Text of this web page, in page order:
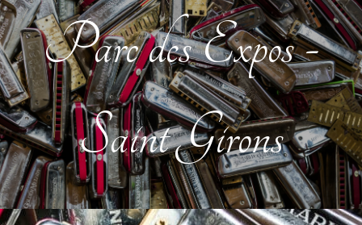
Parc des Expos -
Saint Girons